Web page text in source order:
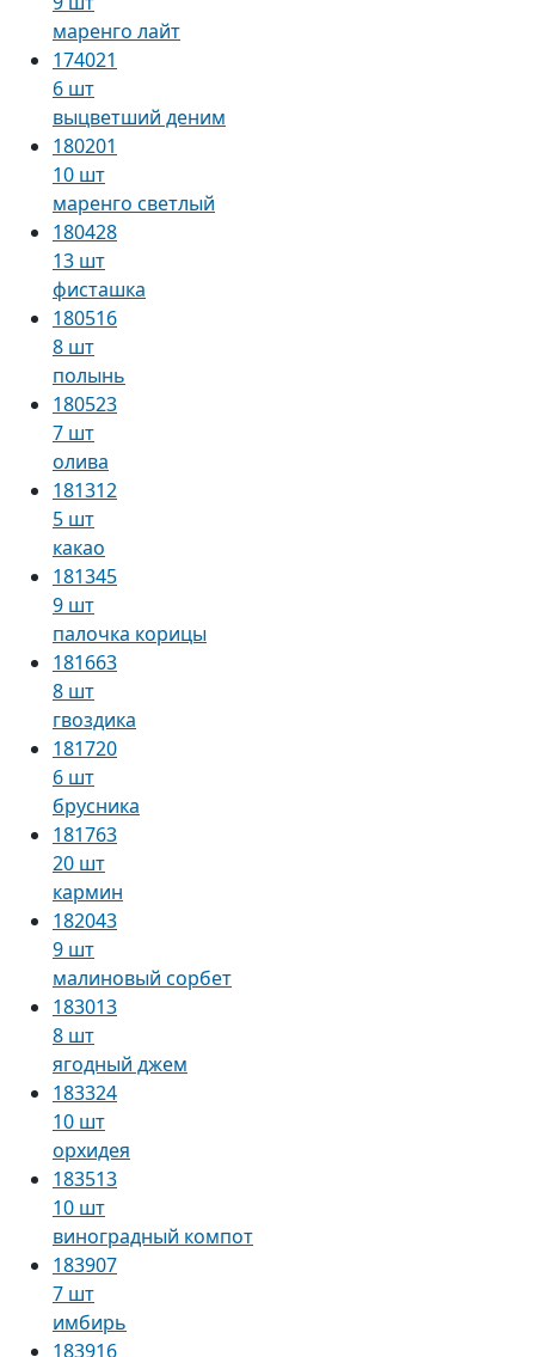
маренго лайт
174021
6 шт
выцветший деним
180201
10 шт
маренго светлый
180428
13 шт
фисташка
180516
8 шт
полынь
180523
7 шт
олива
181312
5 шт
какао
181345
9 шт
палочка корицы
181663
8 шт
гвоздика
181720
6 шт
брусника
181763
20 шт
кармин
182043
9 шт
малиновый сорбет
183013
8 шт
ягодный джем
183324
10 шт
орхидея
183513
10 шт
виноградный компот
183907
7 шт
имбирь
183916